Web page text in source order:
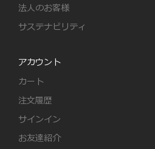
法人のお客様
サステナビリティ
アカウント
カート
注文履歴
サインイン
お友達紹介